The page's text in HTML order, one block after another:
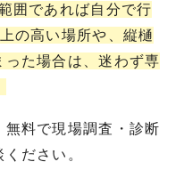
囲であれば自分で行
の高い場所や、縦樋
た場合は、迷わず専
無料で現場調査・診断
ださい。